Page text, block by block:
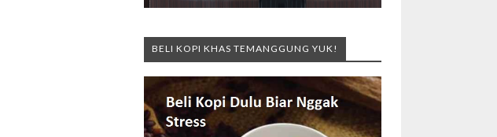
BELI KOPI KHAS TEMANGGUNG YUK!